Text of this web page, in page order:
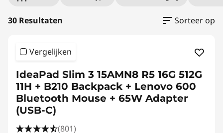
n
30 Resultaten Sorteer op
Vergelijken
IdeaPad Slim 3 15AMN8 R5 16G 512G
11H + B210 Backpack + Lenovo 600
Bluetooth Mouse + 65W Adapter
(USB-C)
(801)